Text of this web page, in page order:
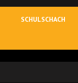
SCHULSCHACH